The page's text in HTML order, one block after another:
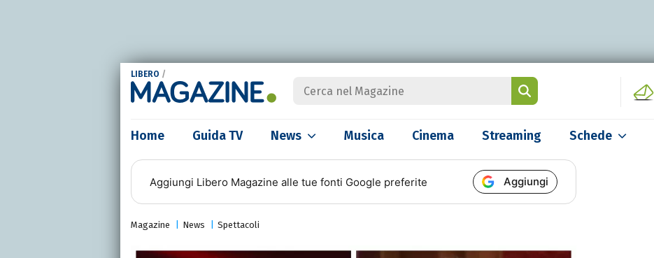
LIBERO /
Home Guida TV News Musica Cinema Streaming Schede
Aggiungi Libero Magazine alle tue fonti Google preferite Aggiungi
Magazine News Spettacoli